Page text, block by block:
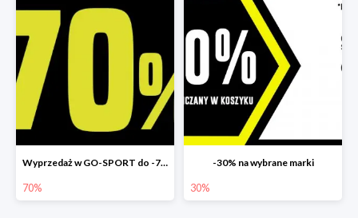
Wyprzedaż w GO-SPORT do -70%
70%
-30% na wybrane marki
30%